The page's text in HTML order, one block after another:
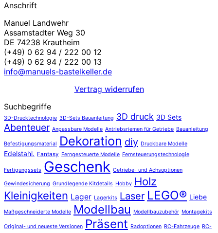
Anschrift
Manuel Landwehr
Assamstadter Weg 30
DE 74238 Krautheim
(+49) 0 62 94 / 222 00 12
(+49) 0 62 94 / 222 00 13
info@manuels-bastelkeller.de
Vertrag widerrufen
Suchbegriffe
3D-Drucktechnologie 3D-Sets Bauanleitung 3D druck 3D Sets
Abenteuer Anpassbare Modelle Antriebsriemen für Getriebe Bauanleitung
Befestigungsmaterial Dekoration diy Druckbare Modelle
Edelstahl. Fantasy Ferngesteuerte Modelle Fernsteuerungstechnologie
Fertigungssets Geschenk Getriebe- und Achsoptionen
Gewindesicherung Grundlegende Kitdetails Hobby Holz
Kleinigkeiten Lager Lagerkits Laser LEGO® Liebe
Maßgeschneiderte Modelle Modellbau Modellbauzubehör Montagekits
Original- und neueste Versionen Präsent Radoptionen RC-Fahrzeuge RC-